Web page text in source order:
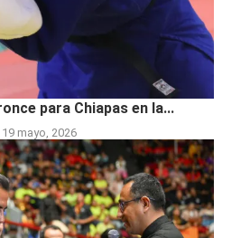
para Chiapas en la...
19 mayo, 2026